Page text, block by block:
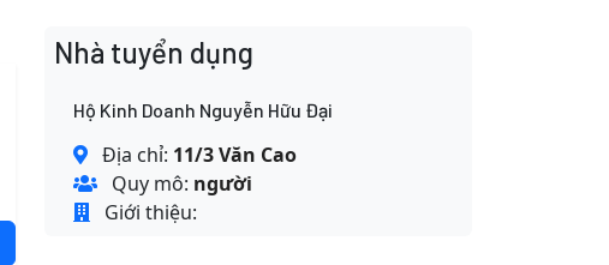
Nhà tuyển dụng
Hộ Kinh Doanh Nguyễn Hữu Đại
Địa chỉ: 11/3 Văn Cao
Quy mô: người
Giới thiệu: